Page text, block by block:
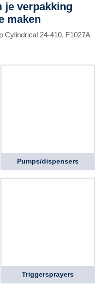
je verpakking
maken
Cylindrical 24-410, F1027A
Pumps/dispensers
Triggersprayers